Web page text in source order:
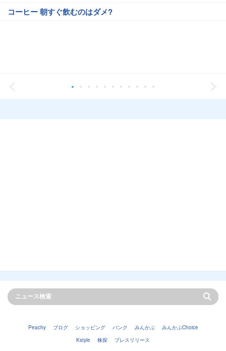
コーヒー 朝すぐ飲むのはダメ?
Peachy ブログ ショッピング バンク みんかぶ
みんかぶChoice
Kstyle
株探 プレスリリース